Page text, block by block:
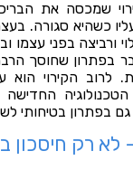
שמכסה את
כשהיא סגורה.
ורביצה בפני עצמו
בפתרון שחוסך
לרוב הקירוי
החדישה
גם בפתרון בטיחותי
לא רק חיסכון